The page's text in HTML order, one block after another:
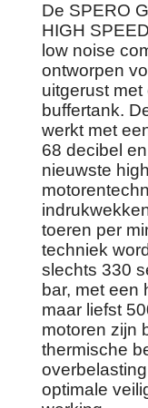
De SPERO
HIGH
low noise
ontworpen
uitgerust
buffertank.
werkt met
68 decibel
nieuwste
toeren per
techniek
slechts 330
bar, met een
maar liefst
motoren zijn
thermische
optimale